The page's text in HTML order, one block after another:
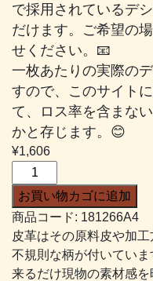
で採用されているデ
だけます。ご希望の
せください。📧
一枚あたりの実際の
すので、このサイト
て、ロス率を含まな
かと存じます。😊
¥1,606
ナ
メ
ル
#266
黒
お買い物カゴに追加
商品コード: 181266A4
皮革はその原料皮や加
不規則な柄が付いてい
来るだけ現物の素材感